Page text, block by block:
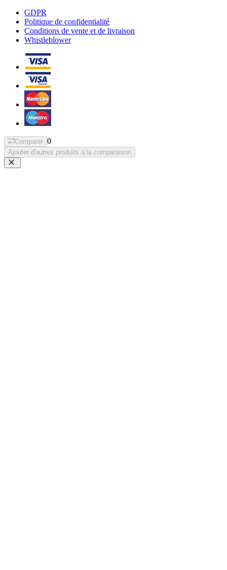
GDPR
Politique de confidentialité
Conditions de vente et de livraison
Whistleblower
Comparer 0
Ajouter d'autres produits à la comparaison